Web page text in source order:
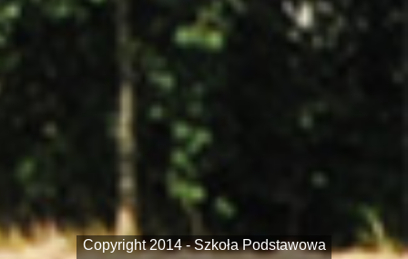
Copyright 2014 - Szkoła Podstawowa